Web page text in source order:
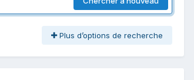
Plus d’options de recherche